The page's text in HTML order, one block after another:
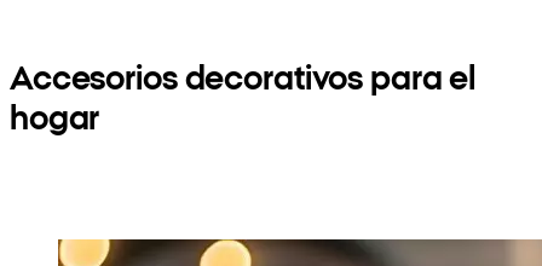
Accesorios decorativos para el
hogar